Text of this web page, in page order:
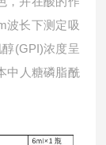
波长下测定吸
(GPI)浓度呈
中 人糖磷脂酰